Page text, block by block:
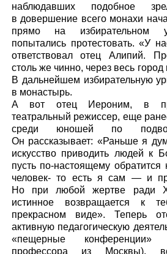
наблюдавших подобное
в довершение всего монахи
прямо на избирательном
попытались протестовать. «У
ответствовал отец Алипий.
столь же чинно, через весь город
В дальнейшем избирательную
в монастырь.
А вот отец Иероним, в
театральный режиссер, еще
среди юношей по
Он рассказывает: «Раньше я
искусство приводить людей к
пусть по-настоящему
человек- то есть я сам — и
Но при любой жертве ради
истинное возвращается к
прекрасном виде». Теперь
активную педагогическую
«пещерные
профессора из Москвы),